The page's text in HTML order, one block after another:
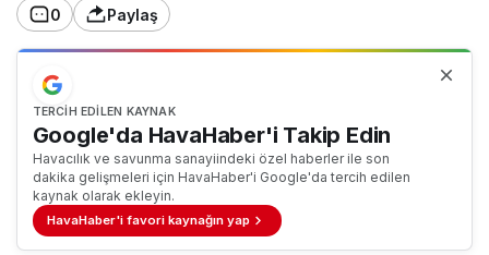
0 Paylaş
TERCIH EDILEN KAYNAK
Google'da HavaHaber'i Takip Edin
Havacılık ve savunma sanayiindeki özel haberler ile son
dakika gelişmeleri için HavaHaber'i Google'da tercih edilen
kaynak olarak ekleyin.
HavaHaber'i favori kaynağın yap